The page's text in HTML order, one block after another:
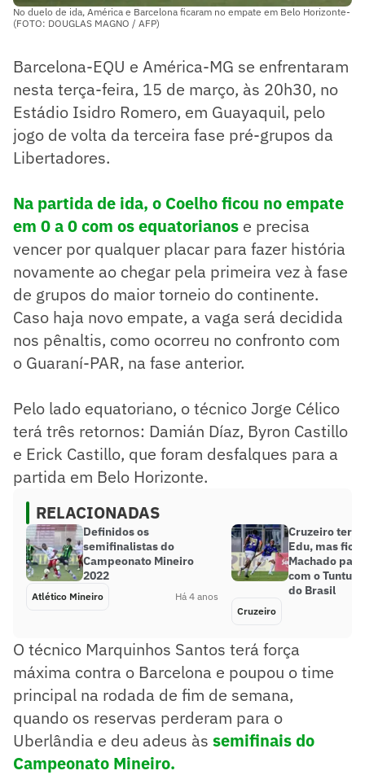
No duelo de ida, América e Barcelona ficaram no empate em Belo Horizonte-
(FOTO: DOUGLAS MAGNO / AFP)
Barcelona-EQU e América-MG se enfrentaram
nesta terça-feira, 15 de março, às 20h30, no
Estádio Isidro Romero, em Guayaquil, pelo
jogo de volta da terceira fase pré-grupos da
Libertadores.
Na partida de ida, o Coelho ficou no empate
em 0 a 0 com os equatorianos e precisa
vencer por qualquer placar para fazer história
novamente ao chegar pela primeira vez à fase
de grupos do maior torneio do continente.
Caso haja novo empate, a vaga será decidida
nos pênaltis, como ocorreu no confronto com
o Guaraní-PAR, na fase anterior.
Pelo lado equatoriano, o técnico Jorge Célico
terá três retornos: Damián Díaz, Byron Castillo
e Erick Castillo, que foram desfalques para a
partida em Belo Horizonte.
RELACIONADAS
Definidos os
semifinalistas do
Campeonato Mineiro
2022
Atlético Mineiro Há 4 anos
Cruzeiro terá
Edu, mas fica
Machado
com o
do Brasil
Cruzeiro
O técnico Marquinhos Santos terá força
máxima contra o Barcelona e poupou o time
principal na rodada de fim de semana,
quando os reservas perderam para o
Uberlândia e deu adeus às semifinais do
Campeonato Mineiro.